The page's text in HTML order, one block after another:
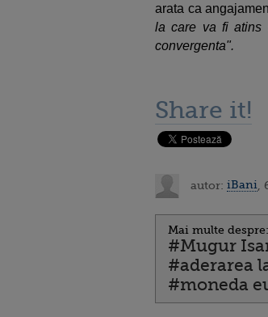
arata ca
la care va fi atins
convergenta".
Share it!
autor: iBani
Mai multe despre:
#Mugur
#aderarea
#moneda